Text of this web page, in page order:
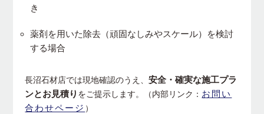
き
薬剤を用いた除去（頑固なしみやスケール）を検討
する場合
長沼石材店では現地確認のうえ、安全・確実な施工プラ
ンとお見積り をご提示します。（内部リンク： お問い
合わせページ ）